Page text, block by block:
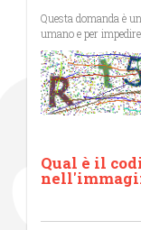
Questa domanda è
Qual è il